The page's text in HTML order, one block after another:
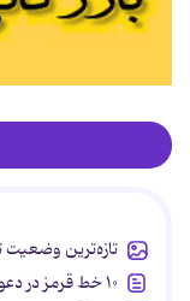
تازه‌ترین وضعیت
۱۰ خط قرمز در دعوای همسران